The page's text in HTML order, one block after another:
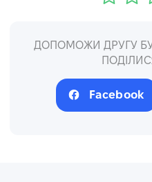
ДОПОМОЖИ ДРУГУ
Facebook